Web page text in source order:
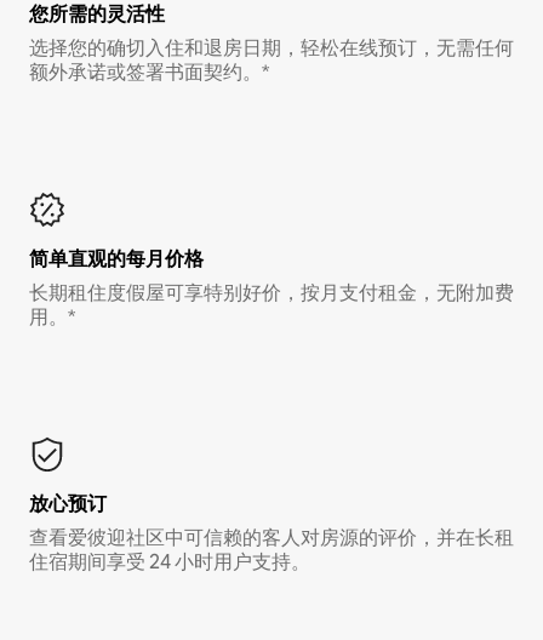
您所需的灵活性
选择您的确切入住和退房日期，轻松在线预订，无需任何
额外承诺或签署书面契约。*
简单直观的每月价格
长期租住度假屋可享特别好价，按月支付租金，无附加费
用。*
放心预订
查看爱彼迎社区中可信赖的客人对房源的评价，并在长租
住宿期间享受 24 小时用户支持。